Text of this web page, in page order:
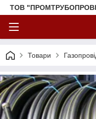
ТОВ
Товари